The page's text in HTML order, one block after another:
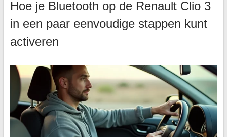
Hoe je Bluetooth op de Renault Clio 3
in een paar eenvoudige stappen kunt
activeren